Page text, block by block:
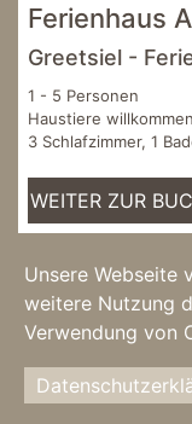
Unsere Webseite
weitere Nutzung
Verwendung von
Ferienhaus
Greetsiel -
1 - 5 Personen
Haustiere willkommen
3 Schlafzimmer, 1
WEITER ZUR